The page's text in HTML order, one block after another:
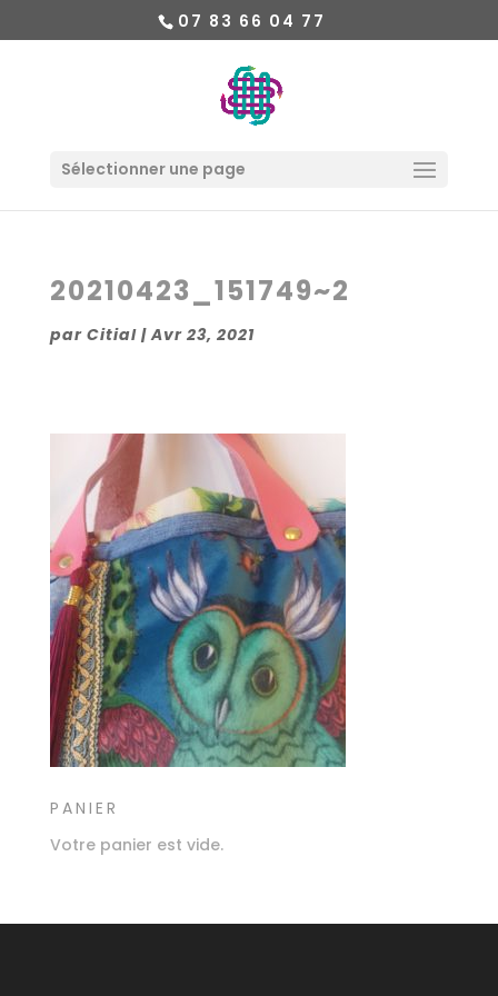
07 83 66 04 77
Sélectionner une page
20210423_151749~2
par Citial|Avr 23, 2021
PANIER
Votre panier est vide.